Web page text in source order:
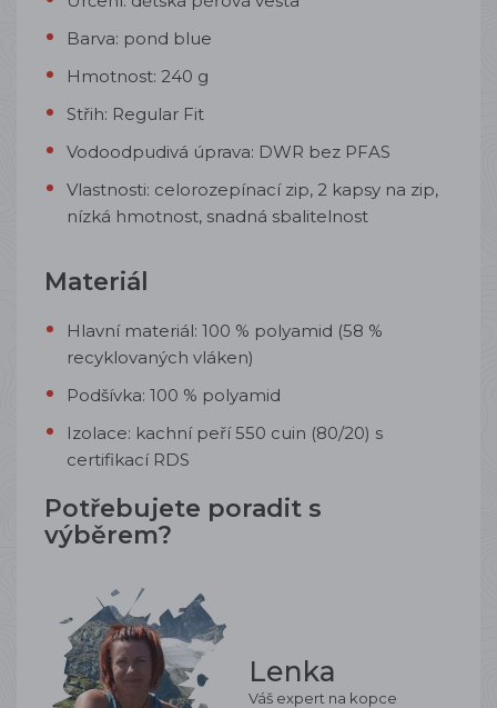
Barva: pond blue
Hmotnost: 240 g
Střih: Regular Fit
Vodoodpudivá úprava: DWR bez PFAS
Vlastnosti: celorozepínací zip, 2 kapsy na zip,
nízká hmotnost, snadná sbalitelnost
Materiál
Hlavní materiál: 100 % polyamid (58 %
recyklovaných vláken)
Podšívka: 100 % polyamid
Izolace: kachní peří 550 cuin (80/20) s
certifikací RDS
Potřebujete poradit s
výběrem?
Lenka
Váš expert na kopce